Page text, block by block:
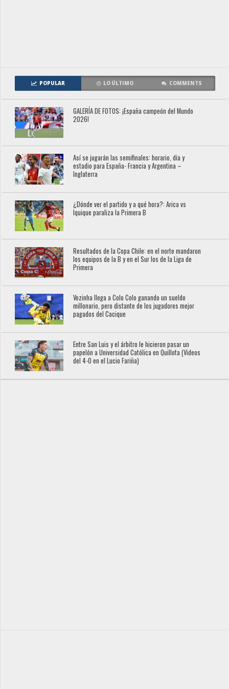
POPULAR LO ÚLTIMO COMMENTS
GALERÍA DE FOTOS: ¡España campeón del Mundo
2026!
Así se jugarán las semifinales: horario, día y
estadio para España- Francia y Argentina –
Inglaterra
¿Dónde ver el partido y a qué hora?: Arica vs
Iquique paraliza la Primera B
Resultados de la Copa Chile: en el norte mandaron
los equipos de la B y en el Sur los de la Liga de
Primera
Vozinha llega a Colo Colo ganando un sueldo
millonario, pero distante de los jugadores mejor
pagados del Cacique
Entre San Luis y el árbitro le hicieron pasar un
papelón a Universidad Católica en Quillota (Videos
del 4-0 en el Lucio Fariña)